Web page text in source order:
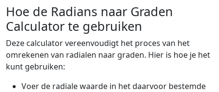
Hoe de Radians naar Graden
Calculator te gebruiken
Deze calculator vereenvoudigt het proces van het
omrekenen van radialen naar graden. Hier is hoe je het
kunt gebruiken:
Voer de radiale waarde in het daarvoor bestemde